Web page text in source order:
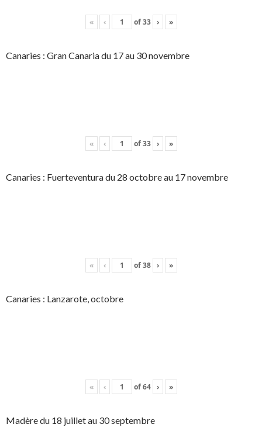
« ‹ of33 › »
Canaries : Gran Canaria du 17 au 30 novembre
« ‹ of33 › »
Canaries : Fuerteventura du 28 octobre au 17 novembre
« ‹ of38 › »
Canaries : Lanzarote, octobre
« ‹ of64 › »
Madère du 18 juillet au 30 septembre